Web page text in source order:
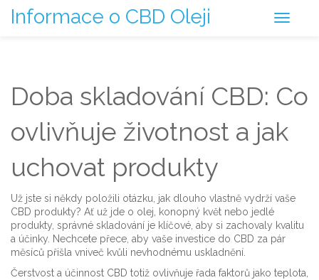
Informace o CBD Oleji
Doba skladování CBD: Co
ovlivňuje životnost a jak
uchovat produkty
Už jste si někdy položili otázku, jak dlouho vlastně vydrží vaše
CBD produkty? Ať už jde o olej, konopný květ nebo jedlé
produkty, správné skladování je klíčové, aby si zachovaly kvalitu
a účinky. Nechcete přece, aby vaše investice do CBD za pár
měsíců přišla vniveč kvůli nevhodnému uskladnění.
Čerstvost a účinnost CBD totiž ovlivňuje řada faktorů jako teplota,